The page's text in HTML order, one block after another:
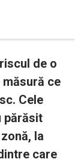
de o
măsură ce
Cele
părăsit
la
care